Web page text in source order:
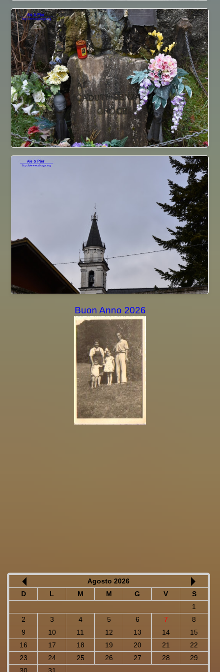
Buon Anno 2026
Agosto 2026
D
L M M G V
S
1
2
3 4 5 6 7
8
9
10 11 12 13 14
15
16
17 18 19 20 21
22
23
24 25 26 27 28
29
30
31